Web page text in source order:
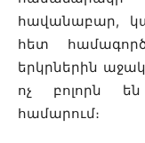
հավանաբար,
հետ
երկրներին
ոչ բոլորն
համարում։